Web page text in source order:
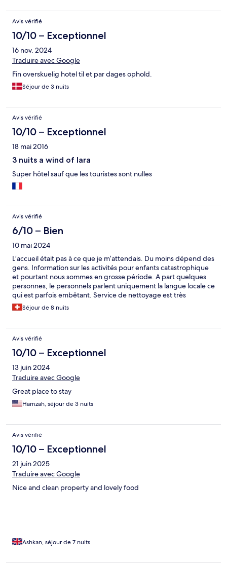
Avis vérifié
10/10 – Exceptionnel
16 nov. 2024
Traduire avec Google
Fin overskuelig hotel til et par dages ophold.
Séjour de 3 nuits
Avis vérifié
10/10 – Exceptionnel
18 mai 2016
3 nuits a wind of lara
Super hôtel sauf que les touristes sont nulles
Avis vérifié
6/10 – Bien
10 mai 2024
L’accueil était pas à ce que je m’attendais. Du moins dépend des
gens. Information sur les activités pour enfants catastrophique
et pourtant nous sommes en grosse période. A part quelques
personnes, le personnels parlent uniquement la langue locale ce
qui est parfois embêtant. Service de nettoyage est très
aléatoire. Ils viennent pas tout les jours. En 8 nuits nous avons eu
1 jour de vrai nettoyage, le reste c’était uniquement changer les
Les chambres spacieuses. L’hôtel est propre. Finalement ce qui
manquait le plus c’était les activités pour les enfants pourtant
c'est ce qui promotionnent sur leur page.
Séjour de 8 nuits
Avis vérifié
10/10 – Exceptionnel
13 juin 2024
Traduire avec Google
Great place to stay
Hamzah, séjour de 3 nuits
Avis vérifié
10/10 – Exceptionnel
21 juin 2025
Traduire avec Google
Nice and clean property and lovely food
Ashkan, séjour de 7 nuits